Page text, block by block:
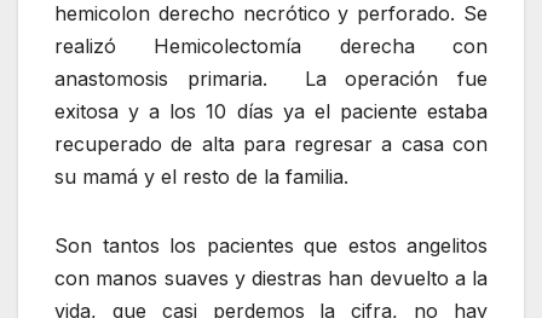
hemicolon derecho necrótico y perforado. Se
realizó Hemicolectomía derecha con
anastomosis primaria. La operación fue
exitosa y a los 10 días ya el paciente estaba
recuperado de alta para regresar a casa con
su mamá y el resto de la familia.
Son tantos los pacientes que estos angelitos
con manos suaves y diestras han devuelto a la
vida, que casi perdemos la cifra, no hay